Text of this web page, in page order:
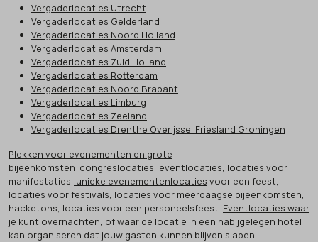
Vergaderlocaties Utrecht
Vergaderlocaties Gelderland
Vergaderlocaties Noord Holland
Vergaderlocaties Amsterdam
Vergaderlocaties Zuid Holland
Vergaderlocaties Rotterdam
Vergaderlocaties Noord Brabant
Vergaderlocaties Limburg
Vergaderlocaties Zeeland
Vergaderlocaties Drenthe Overijssel Friesland Groningen
Plekken voor evenementen en grote
bijeenkomsten: congreslocaties, eventlocaties, locaties voor
manifestaties, unieke evenementenlocaties voor een feest,
locaties voor festivals, locaties voor meerdaagse bijeenkomsten,
hacketons, locaties voor een personeelsfeest. Eventlocaties waar
je kunt overnachten, of waar de locatie in een nabijgelegen hotel
kan organiseren dat jouw gasten kunnen blijven slapen.